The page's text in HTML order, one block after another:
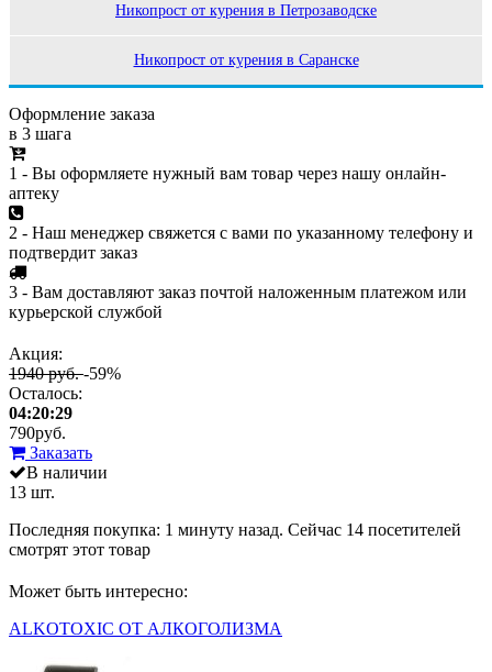
Никопрост от курения в Петрозаводске
Никопрост от курения в Саранске
Оформление заказа
в 3 шага
1 - Вы оформляете нужный вам товар через нашу онлайн-
аптеку
2 - Наш менеджер свяжется с вами по указанному телефону и
подтвердит заказ
3 - Вам доставляют заказ почтой наложенным платежом или
курьерской службой
Акция:
1940 руб.-59%
Осталось:
04:20:29
790руб.
Заказать
В наличии
13 шт.
Последняя покупка: 1 минуту назад. Сейчас 14 посетителей
смотрят этот товар
Может быть интересно:
ALKOTOXIC ОТ АЛКОГОЛИЗМА